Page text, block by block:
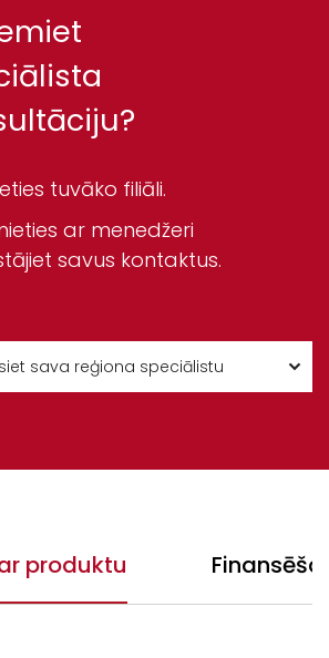
tuvāko filiāli.
ar menedžeri
savus kontaktus.
produktu